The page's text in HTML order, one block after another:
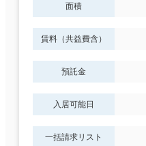
面積
賃料（共益費含）
預託金
入居可能日
一括請求リスト